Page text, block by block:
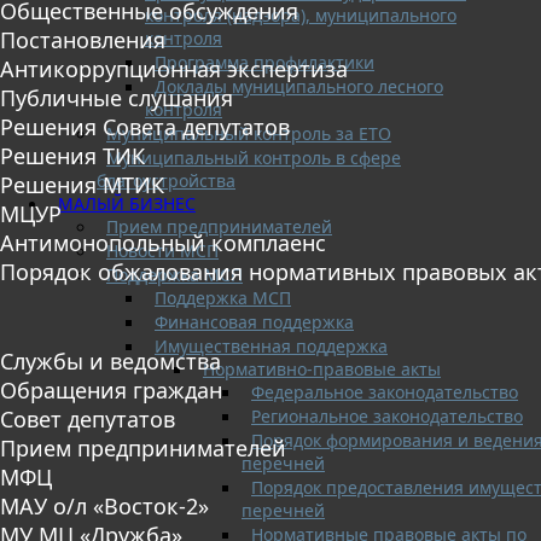
контроля (надзора), муниципального
контроля
Программа профилактики
Доклады муниципального лесного
контроля
Муниципальный контроль за ЕТО
Муниципальный контроль в сфере
благоустройства
МАЛЫЙ БИЗНЕС
Прием предпринимателей
Новости МСП
Поддержка МСП
Поддержка МСП
Финансовая поддержка
Имущественная поддержка
Нормативно-правовые акты
Федеральное законодательство
Региональное законодательство
Порядок формирования и ведения
перечней
Порядок предоставления
перечней
Нормативные правовые акты по
Общественные обсуждения
Постановления
Антикоррупционная экспертиза
Публичные слушания
Решения Совета депутатов
Решения ТИК
Решения МТИК
МЦУР
Антимонопольный комплаенс
Порядок обжалования нормативных правовых
Службы и ведомства
Обращения граждан
Совет депутатов
Прием предпринимателей
МФЦ
МАУ о/л «Восток-2»
МУ МЦ «Дружба»